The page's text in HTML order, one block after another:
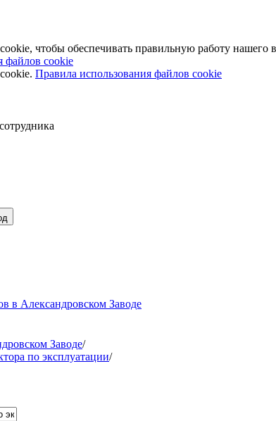
чтобы обеспечивать правильную работу нашего
файлов cookie
Правила использования файлов cookie
в Александровском Заводе
Заводе/
по эксплуатации/